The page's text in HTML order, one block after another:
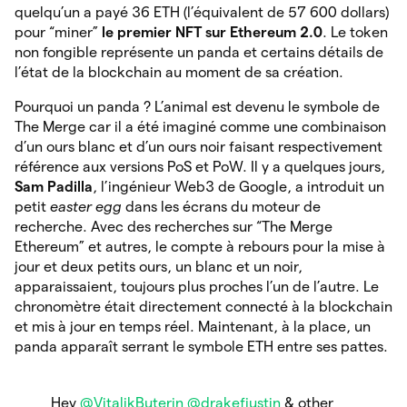
quelqu’un a payé 36 ETH (l’équivalent de 57 600 dollars)
pour “miner” le premier NFT sur Ethereum 2.0. Le token
non fongible représente un panda et certains détails de
l’état de la blockchain au moment de sa création.
Pourquoi un panda ? L’animal est devenu le symbole de
The Merge car il a été imaginé comme une combinaison
d’un ours blanc et d’un ours noir faisant respectivement
référence aux versions PoS et PoW. Il y a quelques jours,
Sam Padilla, l’ingénieur Web3 de Google, a introduit un
petit easter egg dans les écrans du moteur de
recherche. Avec des recherches sur “The Merge
Ethereum” et autres, le compte à rebours pour la mise à
jour et deux petits ours, un blanc et un noir,
apparaissaient, toujours plus proches l’un de l’autre. Le
chronomètre était directement connecté à la blockchain
et mis à jour en temps réel. Maintenant, à la place, un
panda apparaît serrant le symbole ETH entre ses pattes.
Hey @VitalikButerin @drakefjustin & other